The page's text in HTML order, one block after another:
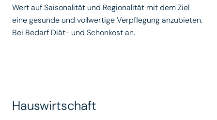
Wert auf Saisonalität und Regionalität mit dem Ziel
eine gesunde und vollwertige Verpflegung anzubieten.
Bei Bedarf Diät- und Schonkost an.
Hauswirtschaft